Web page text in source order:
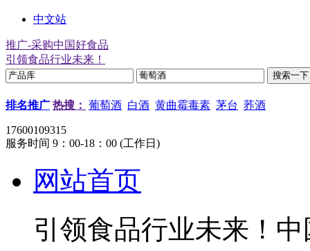
中文站
推广-采购中国好食品
引领食品行业未来！
排名推广 热搜： 葡萄酒 白酒 黄曲霉毒素 茅台 荞酒
17600109315
服务时间 9：00-18：00 (工作日)
网站首页
引领食品行业未来！